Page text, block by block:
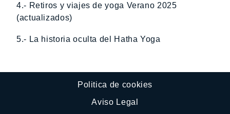
4.- Retiros y viajes de yoga Verano 2025
(actualizados)
5.- La historia oculta del Hatha Yoga
Politica de cookies
Aviso Legal